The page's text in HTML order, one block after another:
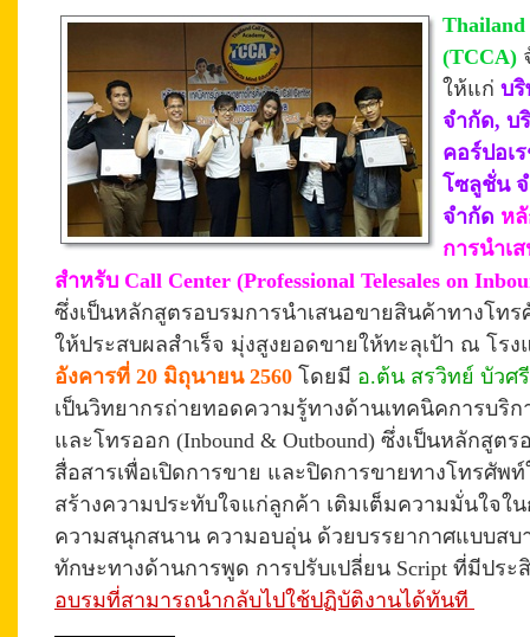
Thailand
(TCCA)
ให้แก่ บริ
จำกัด, บ
คอร์ปอเ
โซลูชั่น
จำกัด หลั
การนำเ
สำหรับ Call Center (Professional Telesales on
ซึ่งเป็นหลักสูตรอบรมการนำเสนอขายสินค้าทางโท
ให้ประสบผลสำเร็จ มุ่งสูงยอดขายให้ทะลุเป้า ณ โรง
อังคารที่ 20 มิถุนายน 2560 โดยมี อ.ต้น สรวิทย์ บัวศรี
เป็นวิทยากรถ่ายทอดความรู้ทางด้านเทคนิคการบริก
และโทรออก (Inbound & Outbound) ซึ่งเป็นหลักสูต
สื่อสารเพื่อเปิดการขาย และปิดการขายทางโทรศัพ
สร้างความประทับใจแก่ลูกค้า เติมเต็มความมั่นใจใ
ความสนุกสนาน ความอบอุ่น ด้วยบรรยากาศแบบสบ
ทักษะทางด้านการพูด การปรับเปลี่ยน Script ที่มีปร
อบรมที่สามารถนำกลับไปใช้ปฏิบัติงานได้ทันที